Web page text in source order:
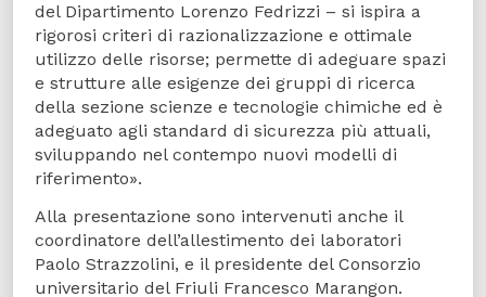
del Dipartimento Lorenzo Fedrizzi – si ispira a
rigorosi criteri di razionalizzazione e ottimale
utilizzo delle risorse; permette di adeguare spazi
e strutture alle esigenze dei gruppi di ricerca
della sezione scienze e tecnologie chimiche ed è
adeguato agli standard di sicurezza più attuali,
sviluppando nel contempo nuovi modelli di
riferimento».
Alla presentazione sono intervenuti anche il
coordinatore dell’allestimento dei laboratori
Paolo Strazzolini, e il presidente del Consorzio
universitario del Friuli Francesco Marangon.